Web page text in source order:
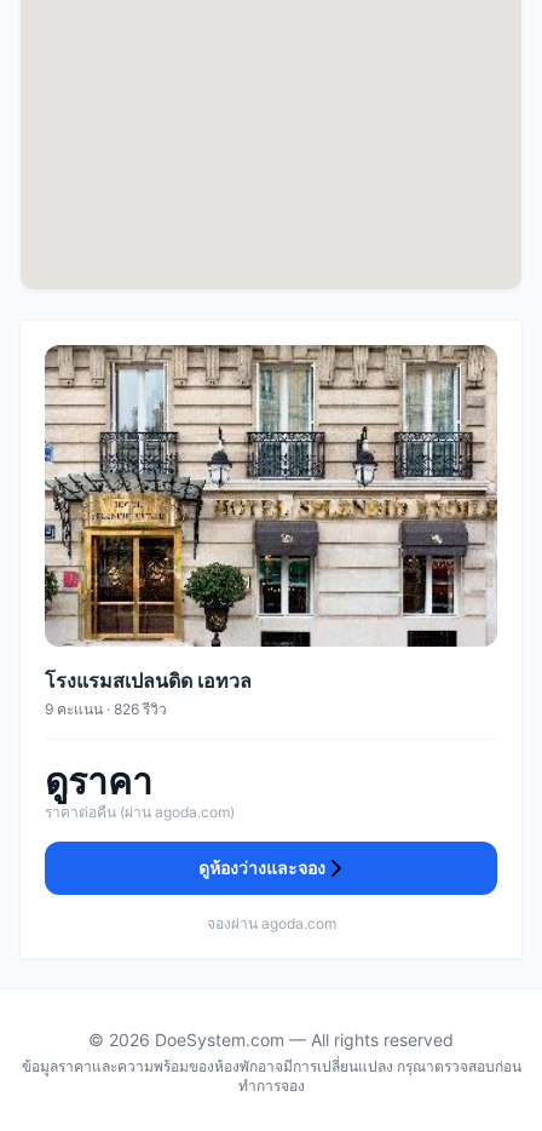
โรงแรมสเปลนดิด เอทวล
9 คะแนน · 826 รีวิว
ดูราคา
ราคาต่อคืน (ผ่าน agoda.com)
ดูห้องว่างและจอง
จองผ่าน agoda.com
© 2026 DoeSystem.com — All rights reserved
ข้อมูลราคาและความพร้อมของห้องพักอาจมีการเปลี่ยนแปลง กรุณาตรวจสอบก่อน
ทำการจอง